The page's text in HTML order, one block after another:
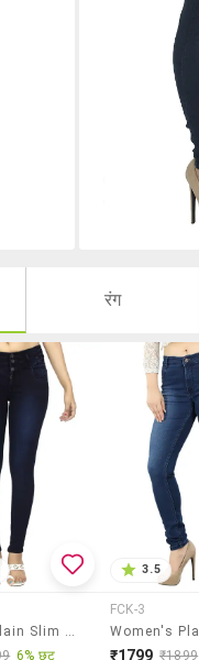
रंग
Women's Plain Slim Fit Jeans
6% छूट
3.5
FCK-3
₹1799 ₹1899